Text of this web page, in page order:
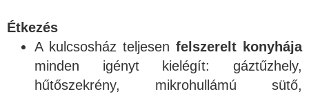
Étkezés
A kulcsosház teljesen felszerelt konyhája
minden igényt kielégít: gáztűzhely,
hűtőszekrény, mikrohullámú sütő,